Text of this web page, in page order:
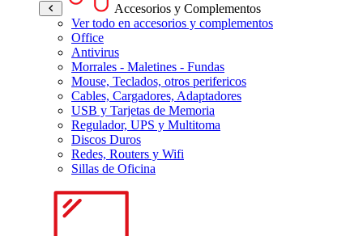
Accesorios y Complementos
Ver todo en accesorios y complementos
Office
Antivirus
Morrales - Maletines - Fundas
Mouse, Teclados, otros perifericos
Cables, Cargadores, Adaptadores
USB y Tarjetas de Memoria
Regulador, UPS y Multitoma
Discos Duros
Redes, Routers y Wifi
Sillas de Oficina